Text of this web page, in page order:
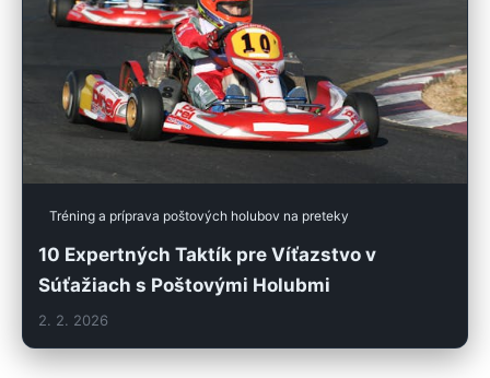
Tréning a príprava poštových holubov na preteky
10 Expertných Taktík pre Víťazstvo v
Súťažiach s Poštovými Holubmi
2. 2. 2026